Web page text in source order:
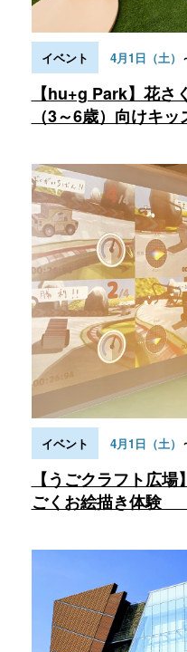
イベント 4月1日（土）
【hu+g Park】花さ
（3～6歳）向けキッ
イベント 4月1日（土）
【うごクラフト広
ごくお絵描き体験